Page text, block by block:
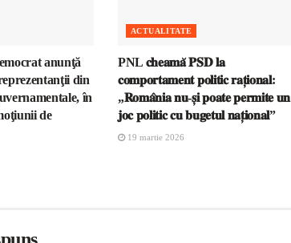
anunţă
din
în
de
ACTUALITATE
PNL 𝐜𝐡𝐞𝐚𝐦𝐚̆ 𝐏𝐒𝐃 𝐥𝐚
𝐜𝐨𝐦𝐩𝐨𝐫𝐭𝐚𝐦𝐞𝐧𝐭 𝐩𝐨𝐥𝐢𝐭𝐢𝐜 𝐫𝐚𝐭̦𝐢𝐨𝐧𝐚𝐥:
„𝐑𝐨𝐦𝐚̂𝐧𝐢𝐚 𝐧𝐮-𝐬̦𝐢 𝐩𝐨𝐚𝐭𝐞 𝐩𝐞𝐫𝐦𝐢𝐭𝐞 𝐮𝐧
𝐣𝐨𝐜 𝐩𝐨𝐥𝐢𝐭𝐢𝐜 𝐜𝐮 𝐛𝐮𝐠𝐞𝐭𝐮𝐥 𝐧𝐚𝐭̦𝐢𝐨𝐧𝐚𝐥”
19 martie 2026